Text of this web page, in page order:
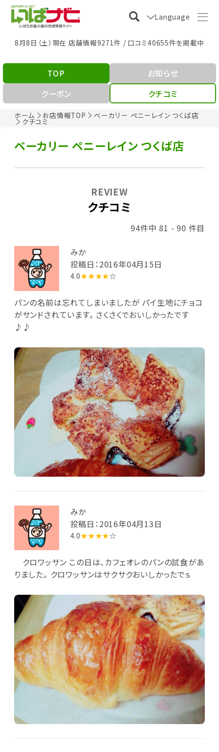
Language
8月8日（土）現在 店舗情報9271件 / 口コミ40655件を掲載中
ホーム お店情報TOP ベーカリー ペニーレイン つくば店
クチコミ
TOP
お知らせ
クーポン
クチコミ
ベーカリー ペニーレイン つくば店
クチコミ
REVIEW
94件中 81 - 90 件目
みか
投稿日：2016年04月15日
4.0★★★★☆
パンの名前は忘れてしまいましたが パイ生地にチョコ
がサンドされています。 さくさくでおいしかったです
♪♪
みか
投稿日：2016年04月13日
4.0★★★★☆
クロワッサン この日は、カフェオレのパンの試食があ
りました。 クロワッサンはサクサクおいしかったでｓ